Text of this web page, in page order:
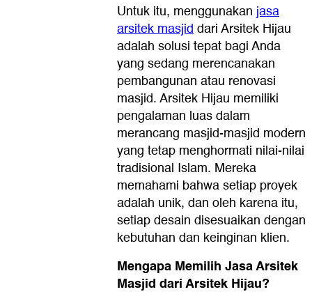
Untuk itu, menggunakanjasa
arsitek masjiddari Arsitek Hijau
adalah solusi tepat bagi Anda
yang sedang merencanakan
pembangunan atau renovasi
masjid. Arsitek Hijau memiliki
pengalaman luas dalam
merancang masjid-masjid modern
yang tetap menghormati nilai-nilai
tradisional Islam. Mereka
memahami bahwa setiap proyek
adalah unik, dan oleh karena itu,
setiap desain disesuaikan dengan
kebutuhan dan keinginan klien.
Mengapa Memilih Jasa Arsitek
Masjid dari Arsitek Hijau?